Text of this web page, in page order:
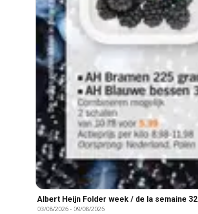
Albert Heijn Folder week / de la semaine 32
03/08/2026- 09/08/2026